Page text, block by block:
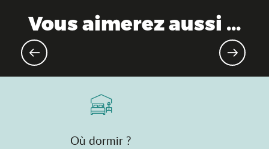
Vous aimerez aussi ...
Où dormir ?